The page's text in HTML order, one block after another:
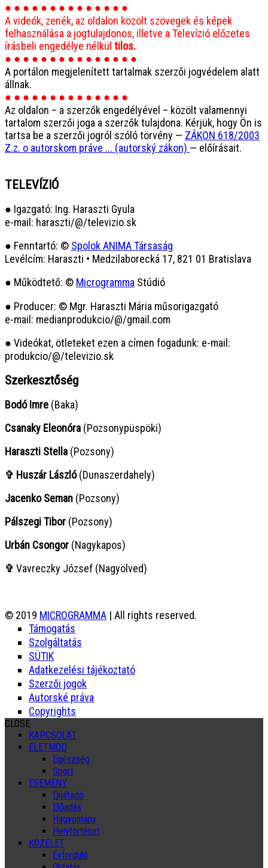
● ● ● ● ● ● ● ● ● ● ● ● ● ●
A videók, zenék, az oldalon közölt szövegek és képek
felhasználása a jogtulajdonos, illetve a Televízió előzetes
írásbeli engedélye nélkül tilos.
● ● ● ● ● ● ● ● ● ● ● ● ● ● ●
A portálon megjelenített tartalmak szerzői jogvédelem alatt
állnak.
● ● ● ● ● ● ● ● ● ● ● ● ● ●
Az oldalon – a szerzők engedélyével – közölt valamennyi
tartalom szerzői joga a szerzők tulajdona. Kérjük, hogy Ön is
tartsa be a szerzői jogról szóló törvény — ZÁKON 618/2003
Z.z. o autorskom práve ... (autorský zákon) — előírásait.
TELEVÍZIÓ
● Igazgató: Ing. Haraszti Gyula
e-mail: haraszti/@/televizio.sk
● Fenntartó: © Spolok ANIMA Társaság
Levélcím: Haraszti • Medzilaborecká 17, 821 01 Bratislava
● Működtető: © Microgramma Stúdió
● Producer: © Mgr. Haraszti Mária műsorigazgató
e-mail: medianprodukcio/@/gmail.com
● Videókat, ötleteket ezen a címen fogadunk: e-mail:
produkcio/@/televizio.sk
Szerkesztőség
Bodó Imre (Baka)
Csanaky Eleonóra (Pozsonypüspöki)
Haraszti Stella (Pozsony)
✞ Huszár László(Dunaszerdahely)
Jacenko Seman (Pozsony)
Pálszegi Tibor (Pozsony)
Urbán Csongor (Nagykapos)
✞ Vavreczky József (Nagyölved)
© 2019 MICROGRAMMA | All rights reserved.
Támogatás
Szolgáltatás
SÜTIK
Adatkezelési tájékoztató
Szerzői jogok
Autorské práva
Copyrights
CLOSE
KAPCSOLAT
ÉLETMÓD
Egészség
Sport
ESEMÉNY
Díjátadó
Előadás
Hagyomány
Helytörténet
KÖZÉLET
Évforduló